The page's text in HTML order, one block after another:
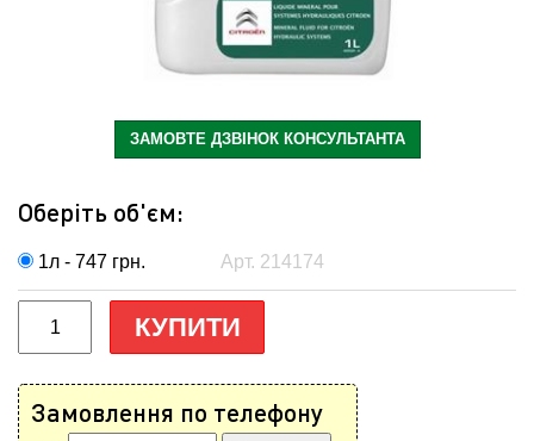
ЗАМОВТЕ ДЗВІНОК КОНСУЛЬТАНТА
Оберіть об'єм:
1л - 747 грн. Арт. 214174
КУПИТИ
Замовлення по телефону